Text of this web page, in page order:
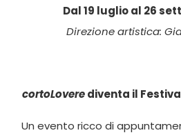
Dal 19 luglio al 26
Direzione artistica:
cortoLoverediventa il
Un evento ricco di